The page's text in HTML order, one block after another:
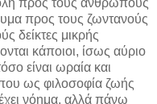
προς τους ανθρώπους
προς τους ζωντανούς
δείκτες μικρής
κάποιοι, ίσως αύριο
είναι ωραία και
που ως φιλοσοφία ζωής
νόημα, αλλά πάνω